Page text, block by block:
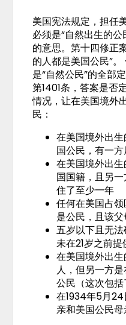
美国宪法规定，担任
必须是“自然出生的
的意思。第十四修正
的人都是美国公民”
是“自然公民”的全部
第1401条，答案是否
情况，让在美国境外
民：
在美国境外出
国公民，有一
在美国境外出
国国籍，且另
住了至少一年
任何在美国占
是公民，且该
五岁以下且无
未在21岁之前
在美国境外出
人，但另一方
公民（这次包括
在1934年5月
亲和美国公民